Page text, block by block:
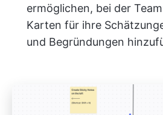
ermöglichen, bei der
Karten für ihre
und Begründungen